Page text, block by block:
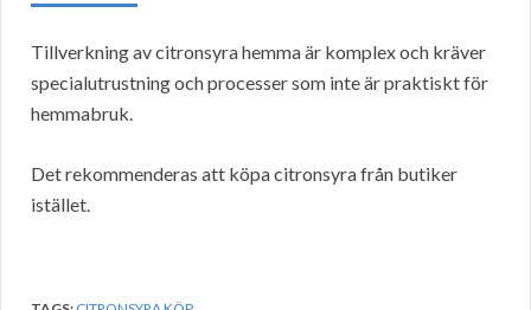
Tillverkning av citronsyra hemma är komplex och kräver
specialutrustning och processer som inte är praktiskt för
hemmabruk.
Det rekommenderas att köpa citronsyra från butiker
istället.